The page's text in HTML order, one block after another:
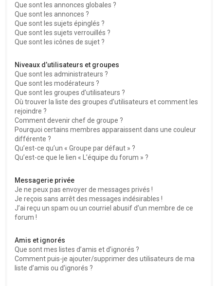
Que sont les annonces globales ?
Que sont les annonces ?
Que sont les sujets épinglés ?
Que sont les sujets verrouillés ?
Que sont les icônes de sujet ?
Niveaux d’utilisateurs et groupes
Que sont les administrateurs ?
Que sont les modérateurs ?
Que sont les groupes d’utilisateurs ?
Où trouver la liste des groupes d’utilisateurs et comment les
rejoindre ?
Comment devenir chef de groupe ?
Pourquoi certains membres apparaissent dans une couleur
différente ?
Qu’est-ce qu’un « Groupe par défaut » ?
Qu’est-ce que le lien « L’équipe du forum » ?
Messagerie privée
Je ne peux pas envoyer de messages privés !
Je reçois sans arrêt des messages indésirables !
J’ai reçu un spam ou un courriel abusif d’un membre de ce
forum !
Amis et ignorés
Que sont mes listes d’amis et d’ignorés ?
Comment puis-je ajouter/supprimer des utilisateurs de ma
liste d’amis ou d’ignorés ?